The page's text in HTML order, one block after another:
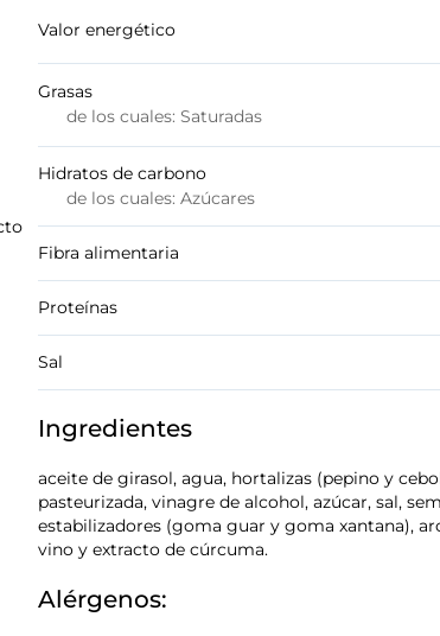
Valor energético
Grasas
de los cuales: Saturadas
Hidratos de carbono
de los cuales: Azúcares
Fibra alimentaria
Proteínas
Sal
Ingredientes
aceite de girasol, agua, hortalizas (pepino y
pasteurizada, vinagre de alcohol, azúcar, sal,
estabilizadores (goma guar y goma xantana),
vino y extracto de cúrcuma.
Alérgenos: